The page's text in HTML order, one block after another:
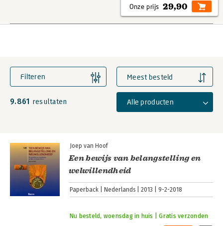
ontstaan en de ontwikkeling van de
29,90
Filteren Meest besteld
9.861 resultaten Alle producten
Joep van Hoof
Een bewijs van belangstelling en
welwillendheid
Paperback Nederlands 2013 9-2-2018
Nu besteld, woensdag in huis | Gratis verzonden